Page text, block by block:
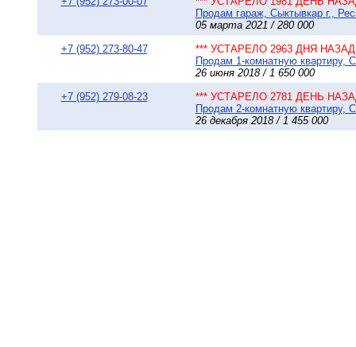
Продам гараж, Сыктывкар г.,
05 марта 2021 / 280 000
+7 (952) 273-80-47
*** УСТАРЕЛО 2963 ДНЯ НАЗАД
Продам 1-комнатную квартиру,
26 июня 2018 / 1 650 000
+7 (952) 279-08-23
*** УСТАРЕЛО 2781 ДЕНЬ
Продам 2-комнатную квартиру,
26 декабря 2018 / 1 455 000